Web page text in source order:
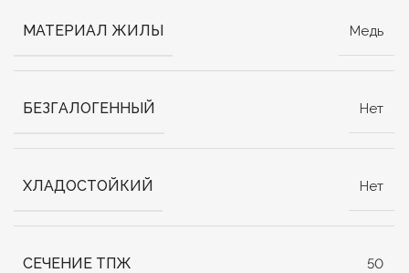
МАТЕРИАЛ ЖИЛЫ Медь
БЕЗГАЛОГЕННЫЙ Нет
ХЛАДОСТОЙКИЙ Нет
СЕЧЕНИЕ ТПЖ 50